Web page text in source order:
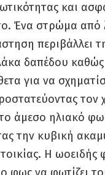
και
Ένα στρώμα από
περιβάλλει
δαπέδου καθώς
για να
τον
άμεσο ηλιακό
την κυβική
Η ωοειδής